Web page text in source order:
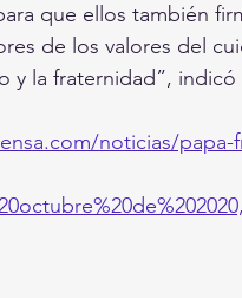
que ellos también
de los valores del
y la fraternidad”, indicó
noticias/